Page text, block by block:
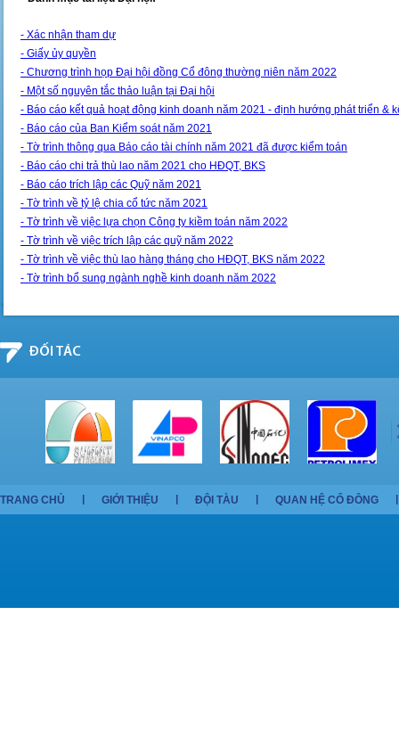
- Xác nhận tham dự
- Giấy ủy quyền
- Chương trình họp Đại hội đồng Cổ đông thường niên năm 2022
- Một số nguyên tắc thảo luận tại Đại hội
- Báo cáo kết quả hoạt động kinh doanh năm 2021 - định hướng phát triển &
- Báo cáo của Ban Kiểm soát năm 2021
- Tờ trình thông qua Báo cáo tài chính năm 2021 đã được kiểm toán
- Báo cáo chi trả thù lao năm 2021 cho HĐQT, BKS
- Báo cáo trích lập các Quỹ năm 2021
- Tờ trình về tỷ lệ chia cổ tức năm 2021
- Tờ trình về việc lựa chọn Công ty kiềm toán năm 2022
- Tờ trình về việc trích lập các quỹ năm 2022
- Tờ trình về việc thù lao hàng tháng cho HĐQT, BKS năm 2022
- Tờ trình bổ sung ngành nghề kinh doanh năm 2022
ĐỐI TÁC
TRANG CHỦ GIỚI THIỆU ĐỘI TÀU QUAN HỆ CỔ ĐÔNG